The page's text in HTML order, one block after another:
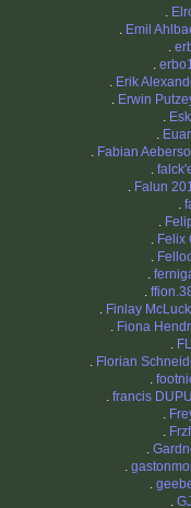
.
. Emil
.
.
. Erik
. Erwin
.
.
. Fabian
.
. Falun
.
.
. Felix
.
.
.
. Finlay
. Fiona
.
. Florian
.
. francis
.
.
.
.
.
.